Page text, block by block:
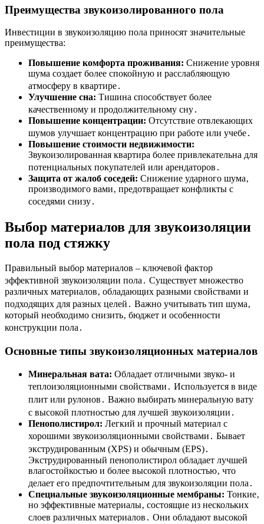
Преимущества звукоизолированного пола
Инвестиции в звукоизоляцию пола приносят значительные
преимущества:
Повышение комфорта проживания: Снижение уровня
шума создает более спокойную и расслабляющую
атмосферу в квартире․
Улучшение сна: Тишина способствует более
качественному и продолжительному сну․
Повышение концентрации: Отсутствие отвлекающих
шумов улучшает концентрацию при работе или учебе․
Повышение стоимости недвижимости:
Звукоизолированная квартира более привлекательна для
потенциальных покупателей или арендаторов․
Защита от жалоб соседей: Снижение ударного шума‚
производимого вами‚ предотвращает конфликты с
соседями снизу․
Выбор материалов для звукоизоляции
пола под стяжку
Правильный выбор материалов – ключевой фактор
эффективной звукоизоляции пола․ Существует множество
различных материалов‚ обладающих разными свойствами и
подходящих для разных целей․ Важно учитывать тип шума‚
который необходимо снизить‚ бюджет и особенности
конструкции пола․
Основные типы звукоизоляционных материалов
Минеральная вата: Обладает отличными звуко- и
теплоизоляционными свойствами․ Используется в виде
плит или рулонов․ Важно выбирать минеральную вату
с высокой плотностью для лучшей звукоизоляции․
Пенополистирол: Легкий и прочный материал с
хорошими звукоизоляционными свойствами․ Бывает
экструдированным (XPS) и обычным (EPS)․
Экструдированный пенополистирол обладает лучшей
влагостойкостью и более высокой плотностью‚ что
делает его предпочтительным для звукоизоляции пола․
Специальные звукоизоляционные мембраны: Тонкие‚
но эффективные материалы‚ состоящие из нескольких
слоев различных материалов․ Они обладают высокой